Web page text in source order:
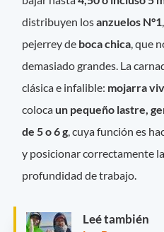
distribuyen losanzuelos N°1
pejerrey de boca chica, que
demasiado grandes. La
clásica e infalible: mojarra
coloca un pequeño lastre,
de 5 o 6 g, cuya función es
y posicionar correctamente
profundidad de trabajo.
Leé también